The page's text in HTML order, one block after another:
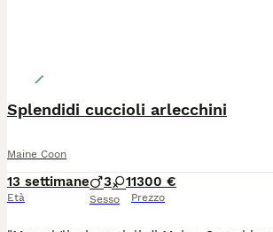
Splendidi cuccioli arlecchini
Maine Coon
13 settimane
Età
3 1
Sesso
1300 €
Prezzo